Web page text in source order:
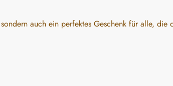
auch ein perfektes Geschenk für alle, die